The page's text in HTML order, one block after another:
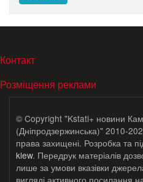
МЕНЮ В ПОДВАЛЕ
Контакт
Розміщення реклами
© Copyright "Kstati+ новини
(Дніпродзержинська)" 2010-
права захищені. Розробка та
klew. Передрук матеріалів
лише за умови вказівки
вигляді активного посилання